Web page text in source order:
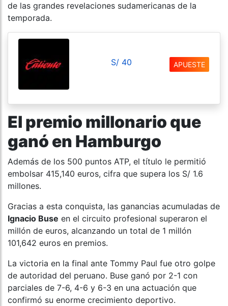
de las grandes revelaciones sudamericanas de la
temporada.
S/ 40 APUESTE
El premio millonario que
ganó en Hamburgo
Además de los 500 puntos ATP, el título le permitió
embolsar 415,140 euros, cifra que supera los S/ 1.6
millones.
Gracias a esta conquista, las ganancias acumuladas de
Ignacio Buse en el circuito profesional superaron el
millón de euros, alcanzando un total de 1 millón
101,642 euros en premios.
La victoria en la final ante Tommy Paul fue otro golpe
de autoridad del peruano. Buse ganó por 2-1 con
parciales de 7-6, 4-6 y 6-3 en una actuación que
confirmó su enorme crecimiento deportivo.